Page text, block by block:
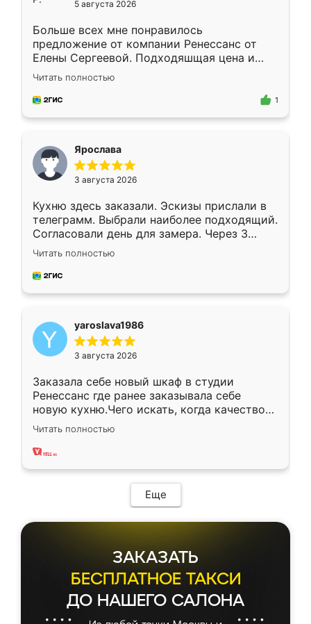
5 августа 2026
Больше всех мне понравилось
предложение от компании Ренессанс от
Елены Сергеевой. Подходяшщая цена и
короткие сроки изготовления. Приехавший
для замера сотрудник Владислав
предложил по моему эскизу самый
Читать полностью
1
Ярослава
3 августа 2026
Кухню здесь заказали. Эскизы прислали в
телеграмм. Выбрали наиболее подходящий.
Согласовали день для замера. Через 3
недели кухня была уже готова. Остались
довольны работой. Спасибо Ренессанс
мебель за качественную работу!
Читать полностью
yaroslava1986
3 августа 2026
Заказала себе новый шкаф в студии
Ренессанс где ранее заказывала себе
новую кухню.Чего искать, когда качеством
вполне довольна. Служит кухня уже почти
два года, нареканий нет.
Читать полностью
Еще
ЗАКАЗАТЬ
БЕСПЛАТНОЕ ТАКСИ
ДО НАШЕГО САЛОНА